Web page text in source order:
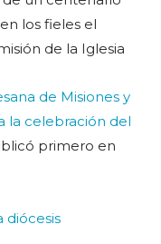
los fieles el
de la Iglesia
de Misiones y
la celebración del
primero en
diócesis